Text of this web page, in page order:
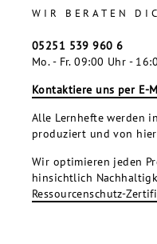
WIR BERATEN
05251 539 960 6
Mo. - Fr. 09:00 Uhr -
Kontaktiere uns per E-
Alle Lernhefte
produziert und von
Wir optimieren jeden
hinsichtlich
Ressourcenschutz-